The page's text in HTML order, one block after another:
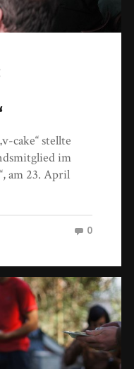
cake“ stellte
im
am 23. April
0